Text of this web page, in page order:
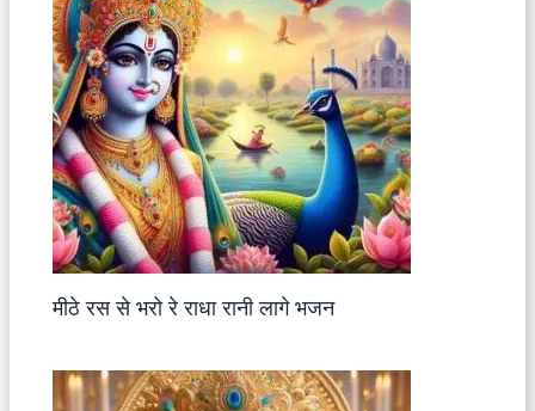
मीठे रस से भरो रे राधा रानी लागे भजन